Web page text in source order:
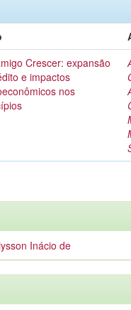
Crescer: expansão
e impactos
nos
Inácio de